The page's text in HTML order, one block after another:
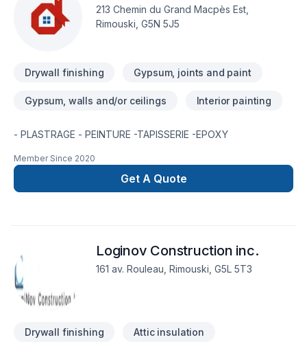
213 Chemin du Grand Macpès Est,
Rimouski, G5N 5J5
Drywall finishing Gypsum, joints and paint
Gypsum, walls and/or ceilings Interior painting
- PLASTRAGE - PEINTURE -TAPISSERIE -EPOXY
Member Since 2020
Get A Quote
Loginov Construction inc.
161 av. Rouleau, Rimouski, G5L 5T3
Drywall finishing Attic insulation